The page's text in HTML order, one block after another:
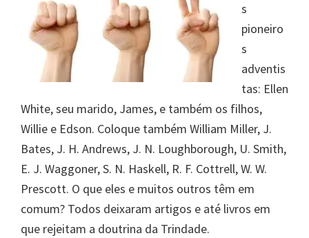
s
pioneiro
s
adventis
tas: Ellen
White, seu marido, James, e também os filhos,
Willie e Edson. Coloque também William Miller, J.
Bates, J. H. Andrews, J. N. Loughborough, U. Smith,
E. J. Waggoner, S. N. Haskell, R. F. Cottrell, W. W.
Prescott. O que eles e muitos outros têm em
comum? Todos deixaram artigos e até livros em
que rejeitam a doutrina da Trindade.